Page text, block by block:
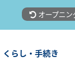
オープニ
くらし・手続き